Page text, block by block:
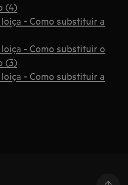
(4)
- Como substituir a
- Como substituir o
(3)
- Como substituir a